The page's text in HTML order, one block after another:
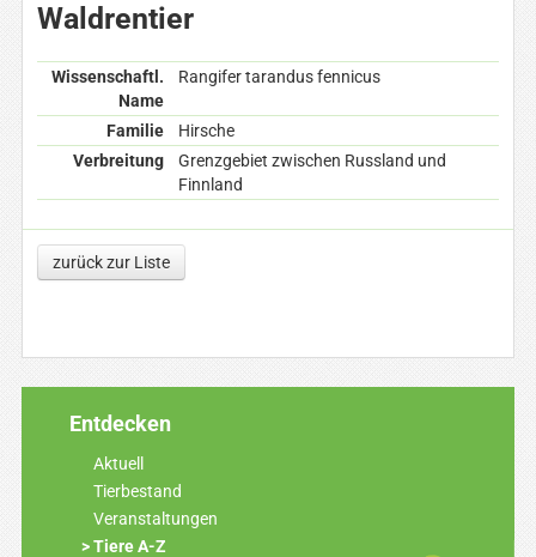
Zoowissen & Co
Angebote
Waldrentier
Wissenschaftl.
Name
Rangifer tarandus fennicus
Familie
Hirsche
Verbreitung
Grenzgebiet zwischen Russland und
Finnland
zurück zur Liste
Entdecken
Aktuell
Tierbestand
Veranstaltungen
Tiere A-Z